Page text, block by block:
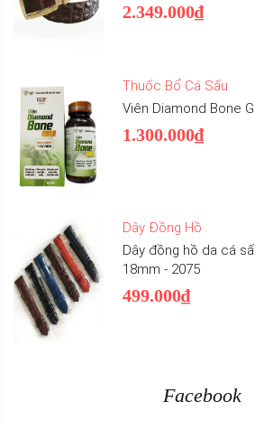
2.349.000₫
Thuốc Bổ Cá Sấu
Viên Diamond Bone
1.300.000₫
Dây Đồng Hồ
Dây đồng hồ da cá
18mm - 2075
499.000₫
Facebook